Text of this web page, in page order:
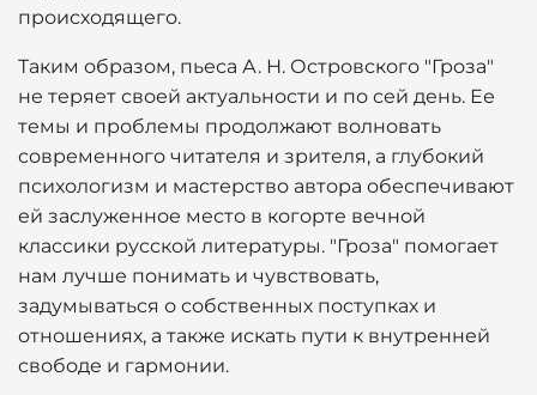
происходящего.
Таким образом, пьеса А. Н. Островского "Гроза"
не теряет своей актуальности и по сей день. Ее
темы и проблемы продолжают волновать
современного читателя и зрителя, а глубокий
психологизм и мастерство автора обеспечивают
ей заслуженное место в когорте вечной
классики русской литературы. "Гроза" помогает
нам лучше понимать и чувствовать,
задумываться о собственных поступках и
отношениях, а также искать пути к внутренней
свободе и гармонии.